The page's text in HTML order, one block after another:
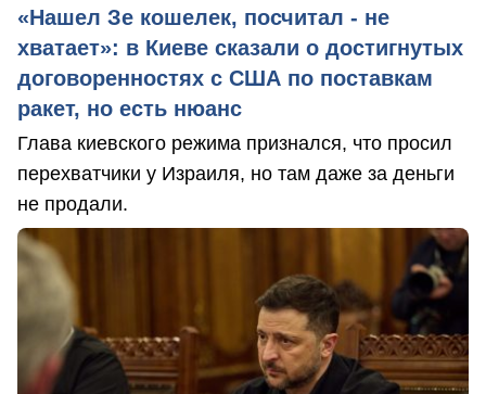
«Нашел Зе кошелек, посчитал - не
хватает»: в Киеве сказали о достигнутых
договоренностях с США по поставкам
ракет, но есть нюанс
Глава киевского режима признался, что просил
перехватчики у Израиля, но там даже за деньги
не продали.